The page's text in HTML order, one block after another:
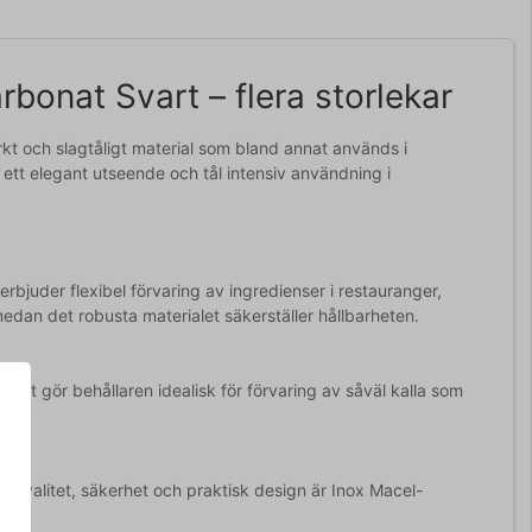
Svart – flera storlekar
och slagtåligt material som bland annat används i
elegant utseende och tål intensiv användning i
flexibel förvaring av ingredienser i restauranger,
det robusta materialet säkerställer hållbarheten.
gör behållaren idealisk för förvaring av såväl kalla som
kvalitet, säkerhet och praktisk design är Inox Macel-